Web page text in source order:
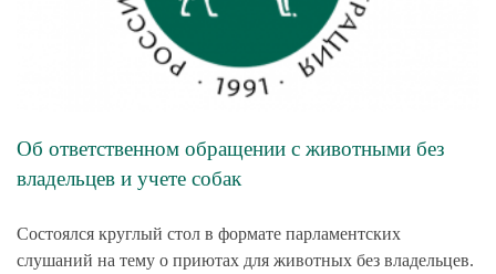
Об ответственном обращении с животными без
владельцев и учете собак
Состоялся круглый стол в формате парламентских
слушаний на тему о приютах для животных без владельцев.